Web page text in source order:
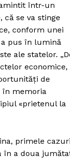
într-un
că se va stinge
conform unei
a pus în lumină
ale statelor.
economice,
de
în memoria
«prietenul la
primele cazuri
în a doua